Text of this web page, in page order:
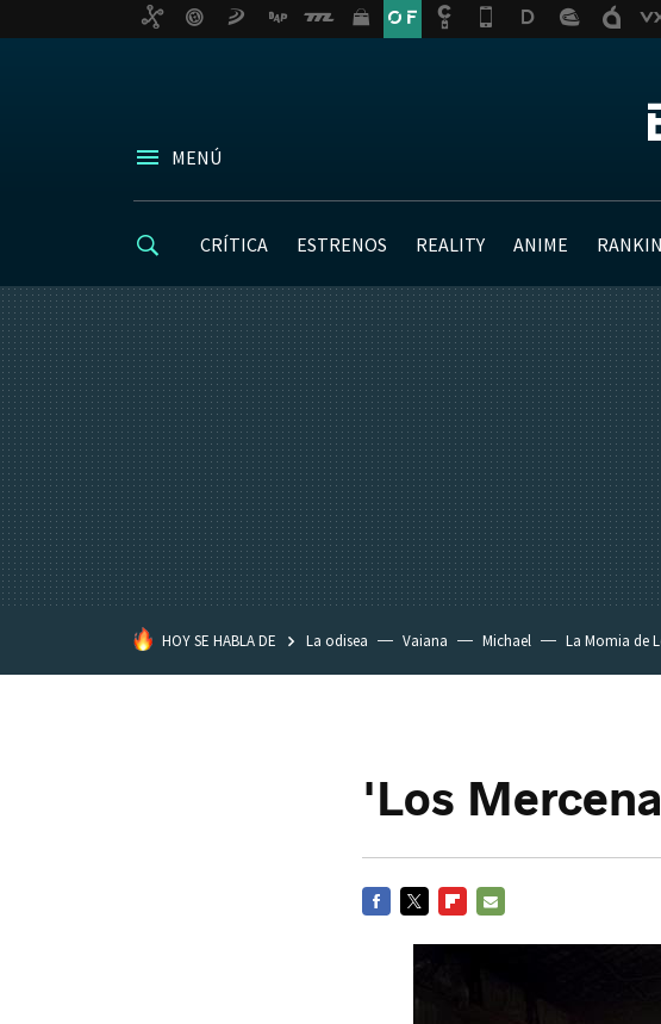
MENÚ
CRÍTICA ESTRENOS REALITY ANIME
HOY SE HABLA DE La odisea Vaiana Michael La Momia de
'Los